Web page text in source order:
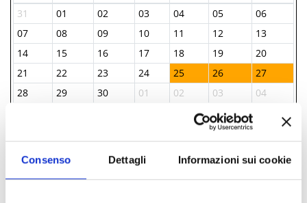
Consenso Dettagli Informazioni sui cookie
31
01 02 03 04 05
06
07
08 09 10 11 12
13
14
15 16 17 18 19
20
21
22 23 24 25 26
27
28
29 30 01 02 03
04
10
INFORMATIONS ­